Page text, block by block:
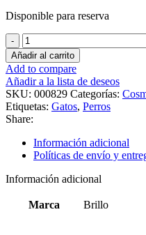
Disponible para reserva
Shampoo
sobre
brillo
x
22g
cantidad
Añadir al carrito
Add to compare
Añadir a la lista de deseos
SKU: 000829 Categorías:
Etiquetas: Gatos, Perros
Share:
Información adicional
Políticas de envío y
Información adicional
Marca Brillo